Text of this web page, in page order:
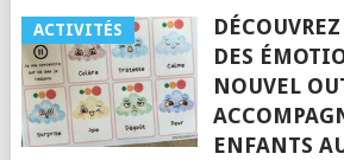
ACTIVITÉS
DES
NOUVEL
ENFANTS